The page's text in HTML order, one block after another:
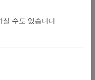
실 수도 있습니다.